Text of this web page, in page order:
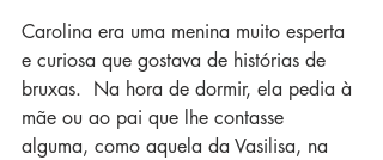
Carolina era uma menina muito esperta
e curiosa que gostava de histórias de
bruxas.  Na hora de dormir, ela pedia à
mãe ou ao pai que lhe contasse
alguma, como aquela da Vasilisa, na